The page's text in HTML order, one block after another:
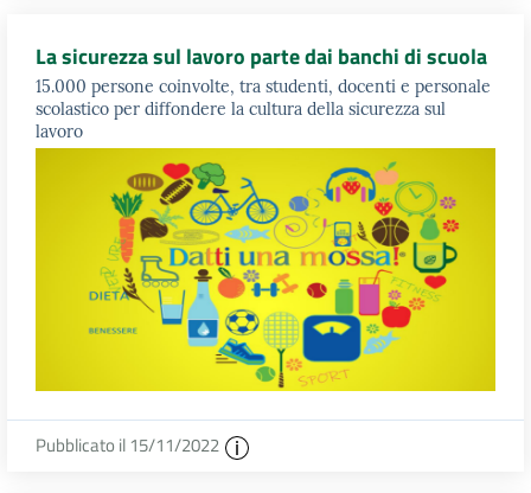
La sicurezza sul lavoro parte dai banchi di scuola
15.000 persone coinvolte, tra studenti, docenti e personale
scolastico per diffondere la cultura della sicurezza sul
lavoro
Pubblicato il 15/11/2022